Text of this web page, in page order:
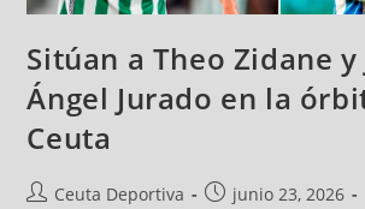
Sitúan a Theo Zidane y
Ángel Jurado en la
Ceuta
Ceuta Deportiva junio 23, 2026